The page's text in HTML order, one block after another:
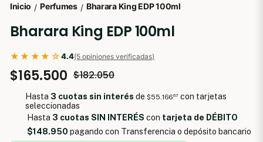
Inicio / Perfumes / Bharara King EDP 100ml
Bharara King EDP 100ml
★★★★☆4.4(5 opiniones verificadas)
$165.500 $182.050
Hasta 3 cuotas sin interés de$55.16667 con tarjetas
seleccionadas
Hasta 3 cuotas SIN INTERÉS con tarjeta de DÉBITO
$148.950 pagando con Transferencia o depósito bancario